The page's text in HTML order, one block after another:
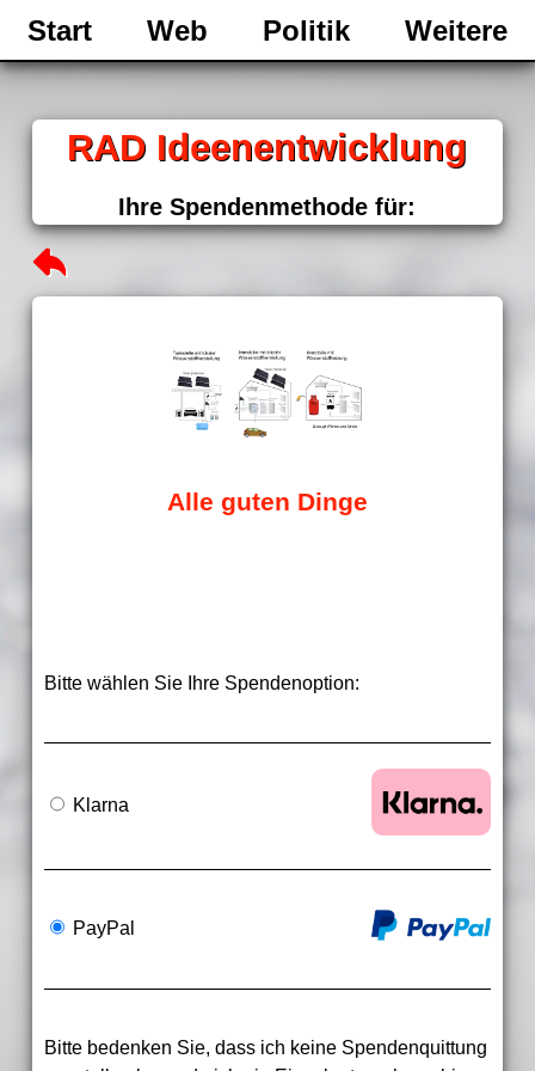
Start Web Politik Weitere
RAD Ideenentwicklung
Ihre Spendenmethode für:
Alle guten Dinge
Bitte wählen Sie Ihre Spendenoption:
Klarna
PayPal
Bitte bedenken Sie, dass ich keine Spendenquittung